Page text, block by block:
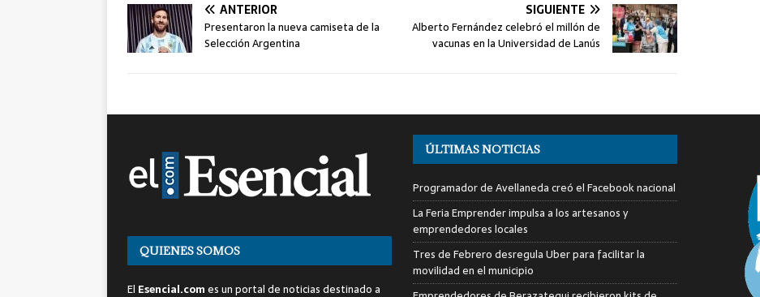
ANTERIOR
Presentaron la nueva camiseta de la
Selección Argentina
SIGUIENTE
Alberto Fernández celebró el millón de
vacunas en la Universidad de Lanús
QUIENES SOMOS
El Esencial.comes un portal de noticias destinado a
ÚLTIMAS NOTICIAS
Programador de Avellaneda creó el Facebook nacional
La Feria Emprender impulsa a los artesanos y
emprendedores locales
Tres de Febrero desregula Uber para facilitar la
movilidad en el municipio